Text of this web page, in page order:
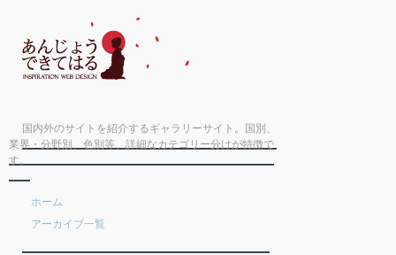
国内外のサイトを紹介するギャラリーサイト。国別、
業界・分野別、色別等、詳細なカテゴリー分けが特徴で
す。
ホーム
アーカイブ一覧